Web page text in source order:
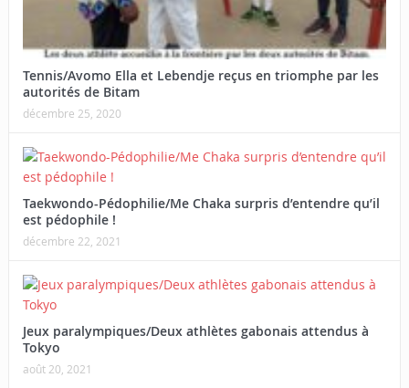
Tennis/Avomo Ella et Lebendje reçus en triomphe par les
autorités de Bitam
décembre 25, 2020
Taekwondo-Pédophilie/Me Chaka surpris d’entendre qu’il
est pédophile !
décembre 22, 2021
Jeux paralympiques/Deux athlètes gabonais attendus à
Tokyo
août 20, 2021